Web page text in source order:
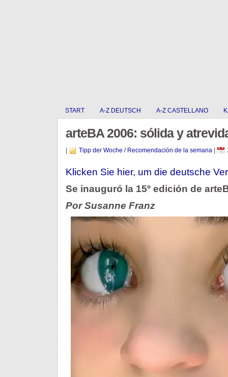
START A-Z DEUTSCH A-Z CASTELLANO
arteBA 2006: sólida y
Tipp der Woche / Recomendación de la semana|
Klicken Sie hier, um die deutsche
Se inauguró la 15º edición de
Por Susanne Franz